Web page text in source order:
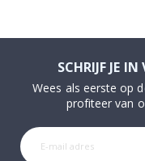
SCHRIJF JE
Wees als eerste op
profiteer van